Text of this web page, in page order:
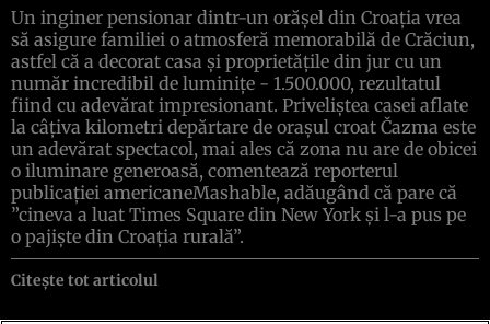
Un inginer pensionar dintr-un orăşel din Croaţia vrea
să asigure familiei o atmosferă memorabilă de Crăciun,
astfel că a decorat casa şi proprietăţile din jur cu un
număr incredibil de luminiţe - 1.500.000, rezultatul
fiind cu adevărat impresionant. Priveliştea casei aflate
la câţiva kilometri depărtare de oraşul croat Čazma este
un adevărat spectacol, mai ales că zona nu are de obicei
o iluminare generoasă, comentează reporterul
publicaţiei americaneMashable, adăugând că pare că
”cineva a luat Times Square din New York şi l-a pus pe
o pajişte din Croaţia rurală”.
Citește tot articolul